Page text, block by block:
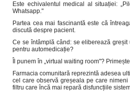
Este echivalentul medical al situației:
Whatsapp."
Partea cea mai fascinantă este că
discută despre pacient.
Ce se întâmplă când: se eliberează
pentru automedicație?
Îl punem în „virtual waiting room"?
Farmacia comunitară reprezintă adesea
cel care observă greșeala pe care
filtru care încă mai repară disfuncțiile